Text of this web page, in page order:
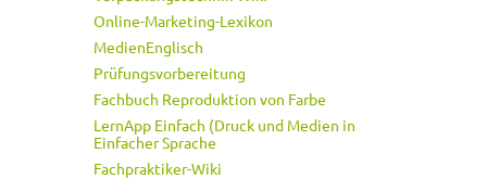
Online-Marketing-Lexikon
MedienEnglisch
Prüfungsvorbereitung
Fachbuch Reproduktion von Farbe
LernApp Einfach (Druck und Medien in
Einfacher Sprache
Fachpraktiker-Wiki